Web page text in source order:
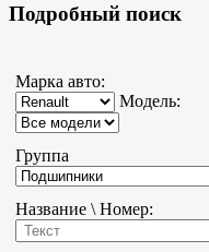
Подробный поиск
Марка авто:
Модель:
Группа
Название \ Номер: